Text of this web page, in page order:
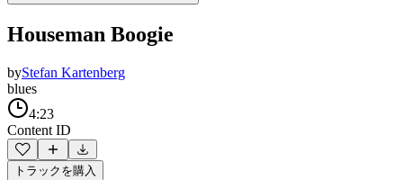
Houseman Boogie
byStefan Kartenberg
blues
4:23
Content ID
トラックを購入